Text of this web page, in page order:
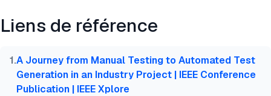
@misc{dilmegani2026,
title  = {{Documentation d'automatisation des
  year   = {2026},
  month  = jun,
howpublished    = {\url{https://aimultiple.com/
Liens de référence
1.A Journey from Manual Testing to Automated Test
Generation in an Industry Project | IEEE Conference
Publication | IEEE Xplore